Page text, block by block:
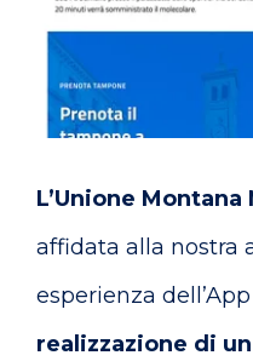
L’Unione
affidata alla nostra
esperienza
realizzazione di